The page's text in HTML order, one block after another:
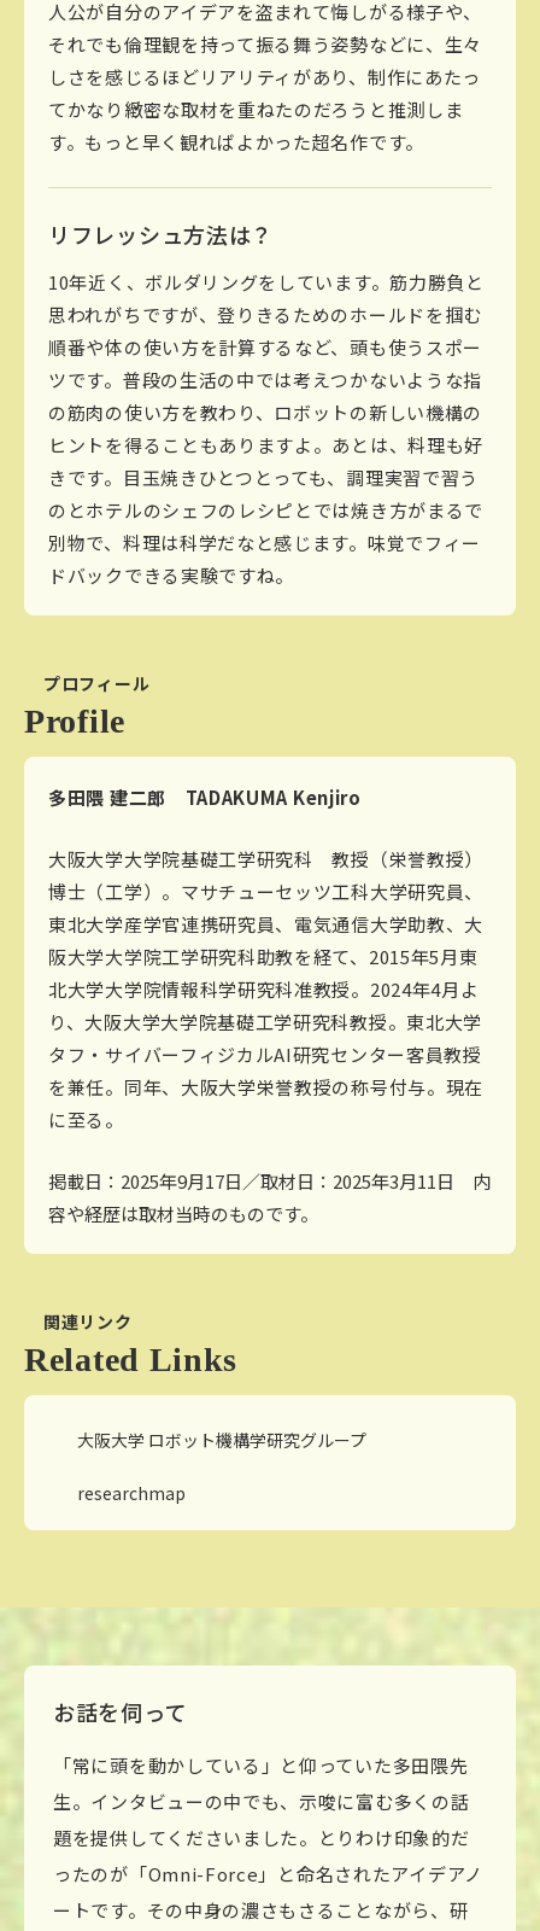
人公が自分のアイデアを盗まれて悔しがる様子や、
それでも倫理観を持って振る舞う姿勢などに、生々
しさを感じるほどリアリティがあり、制作にあたっ
てかなり緻密な取材を重ねたのだろうと推測しま
す。もっと早く観ればよかった超名作です。
リフレッシュ方法は？
10年近く、ボルダリングをしています。筋力勝負と
思われがちですが、登りきるためのホールドを掴む
順番や体の使い方を計算するなど、頭も使うスポー
ツです。普段の生活の中では考えつかないような指
の筋肉の使い方を教わり、ロボットの新しい機構の
ヒントを得ることもありますよ。あとは、料理も好
きです。目玉焼きひとつとっても、調理実習で習う
のとホテルのシェフのレシピとでは焼き方がまるで
別物で、料理は科学だなと感じます。味覚でフィー
ドバックできる実験ですね。
プロフィール
Profile
多田隈 建二郎 TADAKUMA Kenjiro
大阪大学大学院基礎工学研究科 教授（栄誉教授）
博士（工学）。マサチューセッツ工科大学研究員、
東北大学産学官連携研究員、電気通信大学助教、大
阪大学大学院工学研究科助教を経て、2015年5月東
北大学大学院情報科学研究科准教授。2024年4月よ
り、大阪大学大学院基礎工学研究科教授。東北大学
タフ・サイバーフィジカルAI研究センター客員教授
を兼任。同年、大阪大学栄誉教授の称号付与。現在
に至る。
掲載日：2025年9月17日／取材日：2025年3月11日 内
容や経歴は取材当時のものです。
関連リンク
Related Links
大阪大学 ロボット機構学研究グループ
researchmap
お話を伺って
「常に頭を動かしている」と仰っていた多田隈先
生。インタビューの中でも、示唆に富む多くの話
題を提供してくださいました。とりわけ印象的だ
ったのが「Omni-Force」と命名されたアイデアノ
ートです。その中身の濃さもさることながら、研